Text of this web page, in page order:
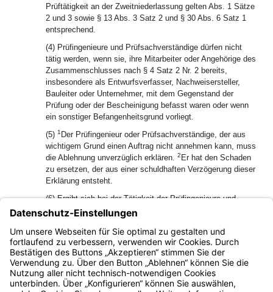
Prüftätigkeit an der Zweitniederlassung gelten Abs. 1 Sätze
2 und 3 sowie § 13 Abs. 3 Satz 2 und § 30 Abs. 6 Satz 1
entsprechend.
(4) Prüfingenieure und Prüfsachverständige dürfen nicht
tätig werden, wenn sie, ihre Mitarbeiter oder Angehörige des
Zusammenschlusses nach § 4 Satz 2 Nr. 2 bereits,
insbesondere als Entwurfsverfasser, Nachweisersteller,
Bauleiter oder Unternehmer, mit dem Gegenstand der
Prüfung oder der Bescheinigung befasst waren oder wenn
ein sonstiger Befangenheitsgrund vorliegt.
(5) 1 Der Prüfingenieur oder Prüfsachverständige, der aus
wichtigem Grund einen Auftrag nicht annehmen kann, muss
die Ablehnung unverzüglich erklären. 2 Er hat den Schaden
zu ersetzen, der aus einer schuldhaften Verzögerung dieser
Erklärung entsteht.
(6) Ergibt sich bei der Tätigkeit der Prüfingenieure und
Prüfsachverständigen, dass der Auftrag teilweise einem
anderen Fachbereich oder einer anderen Fachrichtung
zuzuordnen ist, sind sie verpflichtet, den Auftraggeber zu
unterrichten.
Bayern.de